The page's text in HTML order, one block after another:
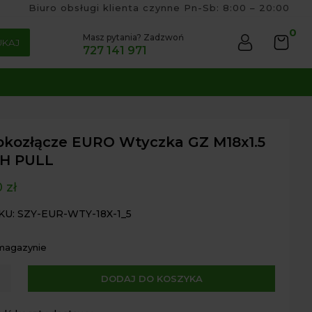
Biuro obsługi klienta czynne Pn-Sb: 8:00 – 20:00
Masz pytania? Zadzwoń
727 141 971
0
EURO Wtyczka GZ M18x1.5
PULL
zł
SZY-EUR-WTY-18X-1_5
DODAJ DO KOSZYKA